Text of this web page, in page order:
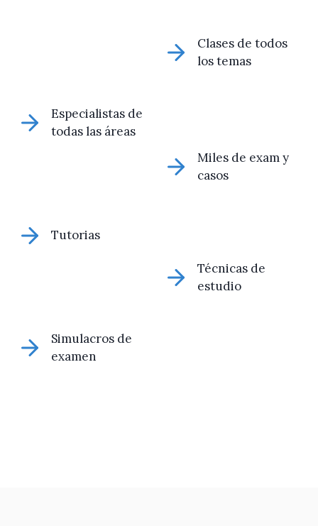
Clases de todos
los temas
Especialistas de
todas las áreas
Miles de exam y
casos
Tutorias
Técnicas de
estudio
Simulacros de
examen